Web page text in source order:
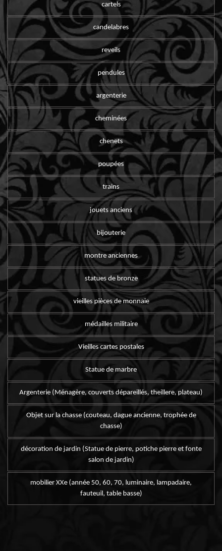
cartels
candelabres
reveils
pendules
argenterie
cheminées
chenets
poupées
trains
jouets anciens
bijouterie
montre anciennes
statues de bronze
vieilles pièces de monnaie
médailles militaire
Vieilles cartes postales
Statue de marbre
Argenterie (Ménagère, couverts dépareillés, theillere, plateau)
Objet sur la chasse (couteau, dague ancienne, trophée de
chasse)
décoration de jardin (Statue de pierre, potiche pierre et fonte
salon de jardin)
mobilier XXe (année 50, 60, 70, luminaire, lampadaire,
fauteuil, table basse)